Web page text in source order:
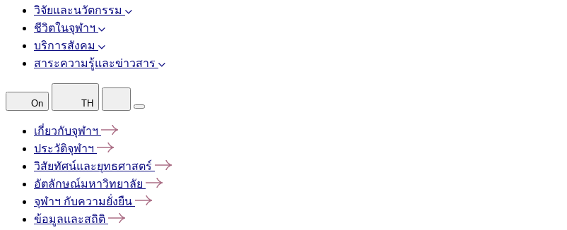
วิจัยและนวัตกรรม
ชีวิตในจุฬาฯ
บริการสังคม
สาระความรู้และข่าวสาร
On TH
เกี่ยวกับจุฬาฯ
ประวัติจุฬาฯ
วิสัยทัศน์และยุทธศาสตร์
อัตลักษณ์มหาวิทยาลัย
จุฬาฯ กับความยั่งยืน
ข้อมูลและสถิติ